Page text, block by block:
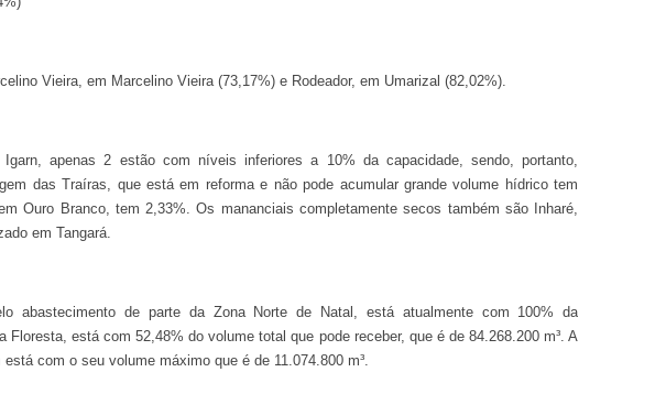
Vieira, em Marcelino Vieira (73,17%) e Rodeador, em Umarizal (82,02%).
Igarn, apenas 2 estão com níveis inferiores a 10% da capacidade, sendo, portanto,
das Traíras, que está em reforma e não pode acumular grande volume hídrico tem
Ouro Branco, tem 2,33%. Os mananciais completamente secos também são Inharé,
em Tangará.
abastecimento de parte da Zona Norte de Natal, está atualmente com 100% da
está com 52,48% do volume total que pode receber, que é de 84.268.200 m³. A
com o seu volume máximo que é de 11.074.800 m³.